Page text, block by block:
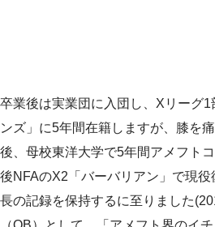
卒業後は実業団に入団し、Xリーグ
ンズ」に5年間在籍しますが、膝を
後、母校東洋大学で5年間アメフト
後NFAのX2「バーバリアン」で現
長の記録を保持するに至りました